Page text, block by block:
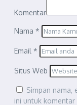
Komentar
Nama *
Email *
Situs Web
Simpan nama,
ini untuk